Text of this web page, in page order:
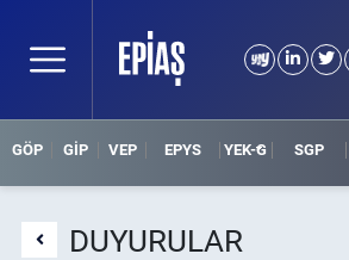
GÖP GİP VEP EPYS YEK-G SGP
DUYURULAR